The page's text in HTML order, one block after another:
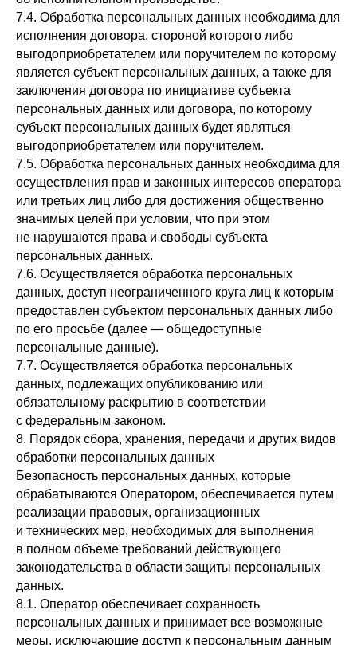
7.4. Обработка персональных данных необходима для
исполнения договора, стороной которого либо
выгодоприобретателем или поручителем по которому
является субъект персональных данных, а также для
заключения договора по инициативе субъекта
персональных данных или договора, по которому
субъект персональных данных будет являться
выгодоприобретателем или поручителем.
7.5. Обработка персональных данных необходима для
осуществления прав и законных интересов оператора
или третьих лиц либо для достижения общественно
значимых целей при условии, что при этом
не нарушаются права и свободы субъекта
персональных данных.
7.6. Осуществляется обработка персональных
данных, доступ неограниченного круга лиц к которым
предоставлен субъектом персональных данных либо
по его просьбе (далее — общедоступные
персональные данные).
7.7. Осуществляется обработка персональных
данных, подлежащих опубликованию или
обязательному раскрытию в соответствии
с федеральным законом.
8. Порядок сбора, хранения, передачи и других видов
обработки персональных данных
Безопасность персональных данных, которые
обрабатываются Оператором, обеспечивается путем
реализации правовых, организационных
и технических мер, необходимых для выполнения
в полном объеме требований действующего
законодательства в области защиты персональных
данных.
8.1. Оператор обеспечивает сохранность
персональных данных и принимает все возможные
меры, исключающие доступ к персональным данным